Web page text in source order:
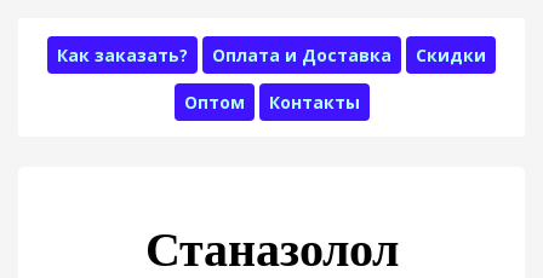
Как заказать? Оплата и Доставка Скидки
Оптом Контакты
Станазолол